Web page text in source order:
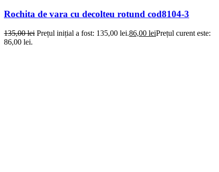
Rochita de vara cu decolteu rotund cod8104-3
135,00lei Prețul inițial a fost: 135,00 lei.86,00 leiPrețul curent este:
86,00 lei.